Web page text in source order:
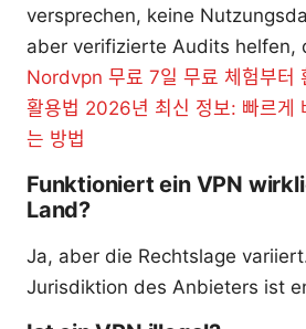
versprechen, keine
aber verifizierte Audits helfen,
Nordvpn 무료 7일 무료 체험부터
활용법 2026년 최신 정보: 빠르게
는 방법
Funktioniert ein VPN
Land?
Ja, aber die Rechtslage
Jurisdiktion des Anbieters ist